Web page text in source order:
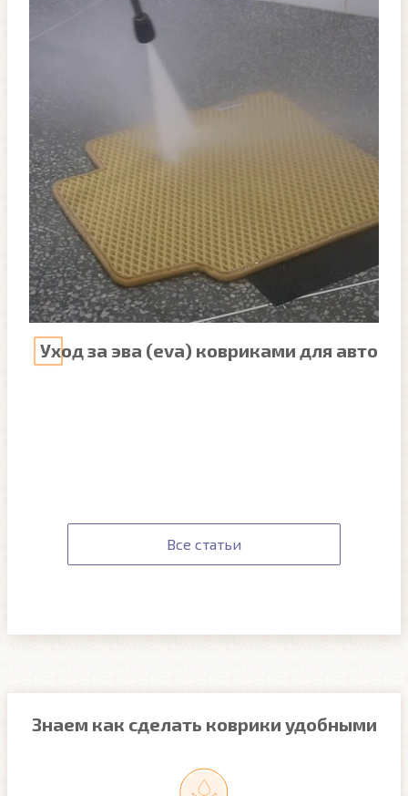
Уход за эва (eva) ковриками для авто
Все статьи
Знаем как сделать коврики удобными